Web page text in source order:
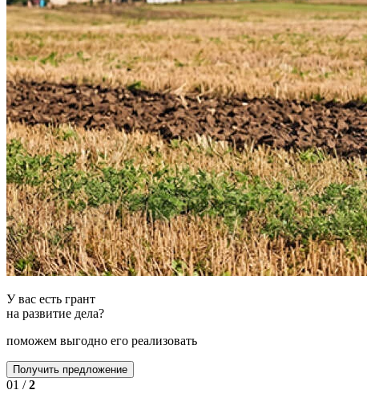
У вас есть грант
на развитие дела?
поможем выгодно его реализовать
Получить предложение
01 /2